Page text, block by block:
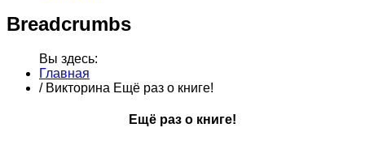
Breadcrumbs
Вы здесь:
Главная
/ Викторина Ещё раз о книге!
Ещё раз о книге!